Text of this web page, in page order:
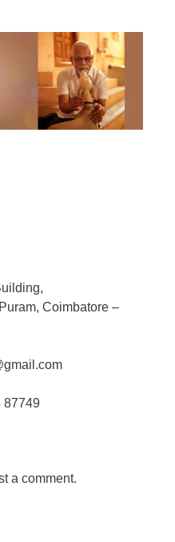
Coimbatore –
87749
a comment.